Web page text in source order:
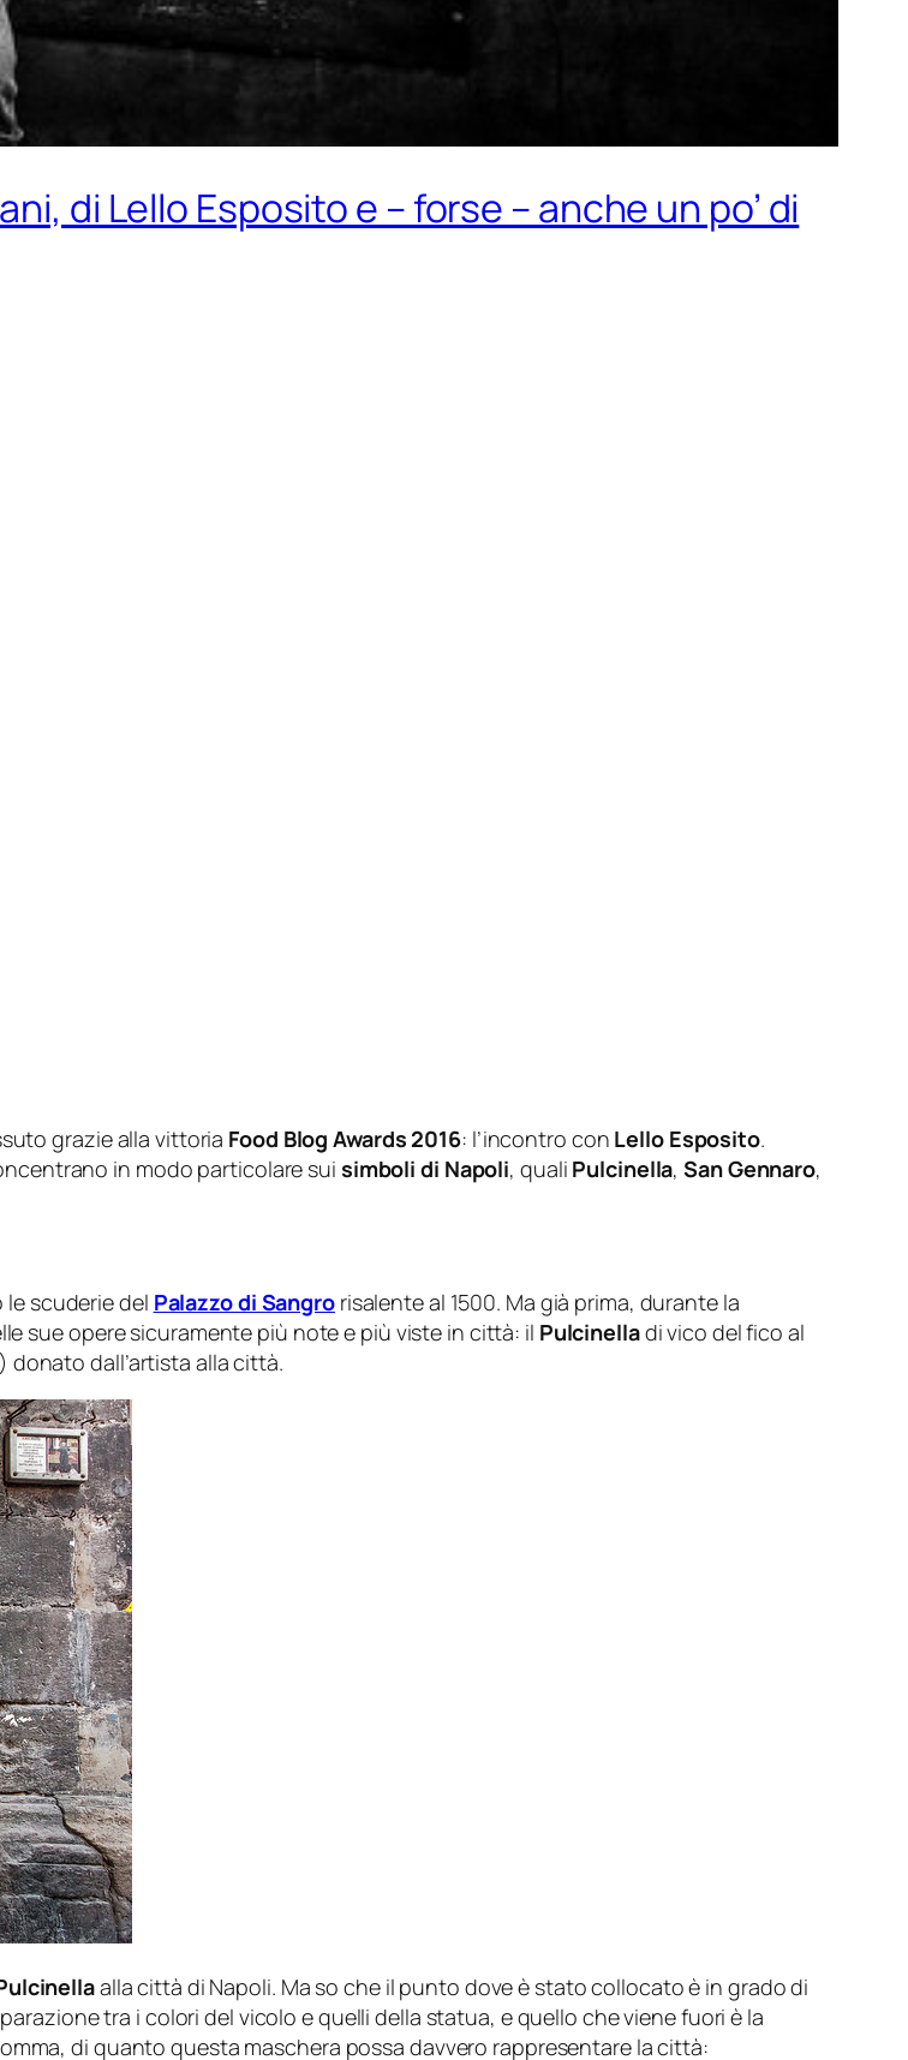
di Lello Esposito e – forse – anche un po’ di
grazie alla vittoria Food Blog Awards 2016: l’incontro con Lello Esposito.
in modo particolare sui simboli di Napoli, quali Pulcinella,San Gennaro,
scuderie del Palazzo di Sangro risalente al 1500. Ma già prima, durante la
sue opere sicuramente più note e più viste in città: il Pulcinelladi vico del fico al
donato dall’artista alla città.
alla città di Napoli. Ma so che il punto dove è stato collocato è in grado di
tra i colori del vicolo e quelli della statua, e quello che viene fuori è la
di quanto questa maschera possa davvero rappresentare la città: